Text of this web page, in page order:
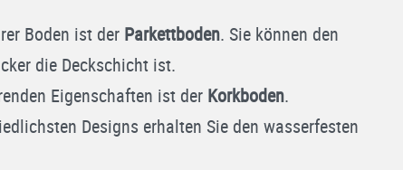
Boden ist der Parkettboden. Sie können den
die Deckschicht ist.
Eigenschaften ist der Korkboden.
Designs erhalten Sie den wasserfesten